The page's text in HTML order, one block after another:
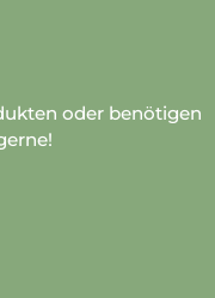
oder benötigen